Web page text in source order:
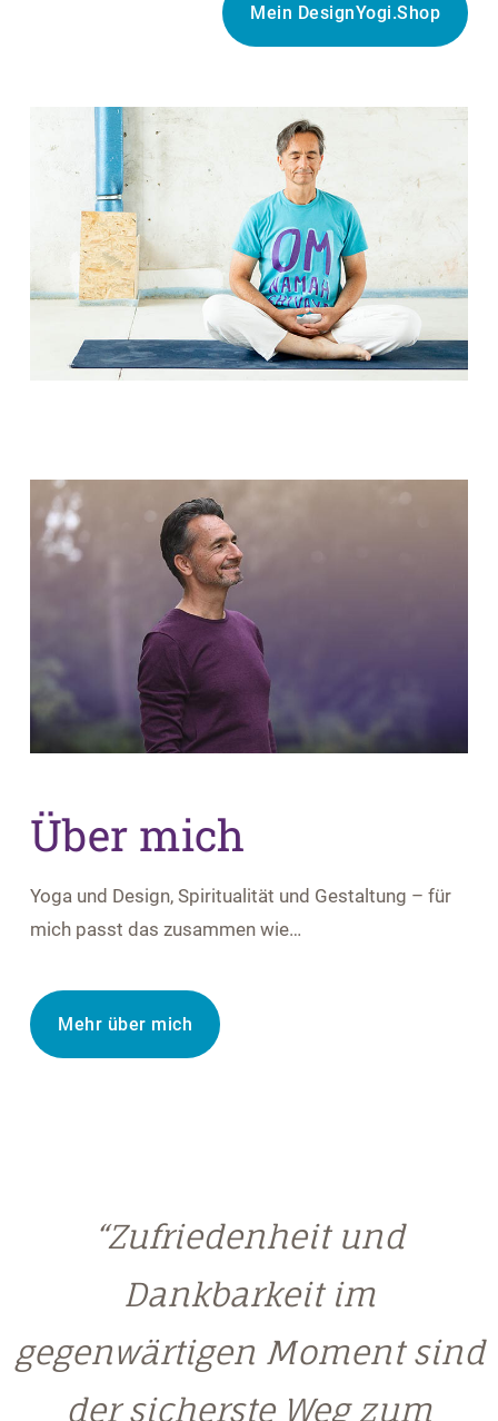
Mein DesignYogi.Shop
Über mich
Yoga und Design, Spiritualität und Gestaltung – für
mich passt das zusammen wie…
Mehr über mich
“Zufriedenheit und
Dankbarkeit im
gegenwärtigen Moment sind
der sicherste Weg zum